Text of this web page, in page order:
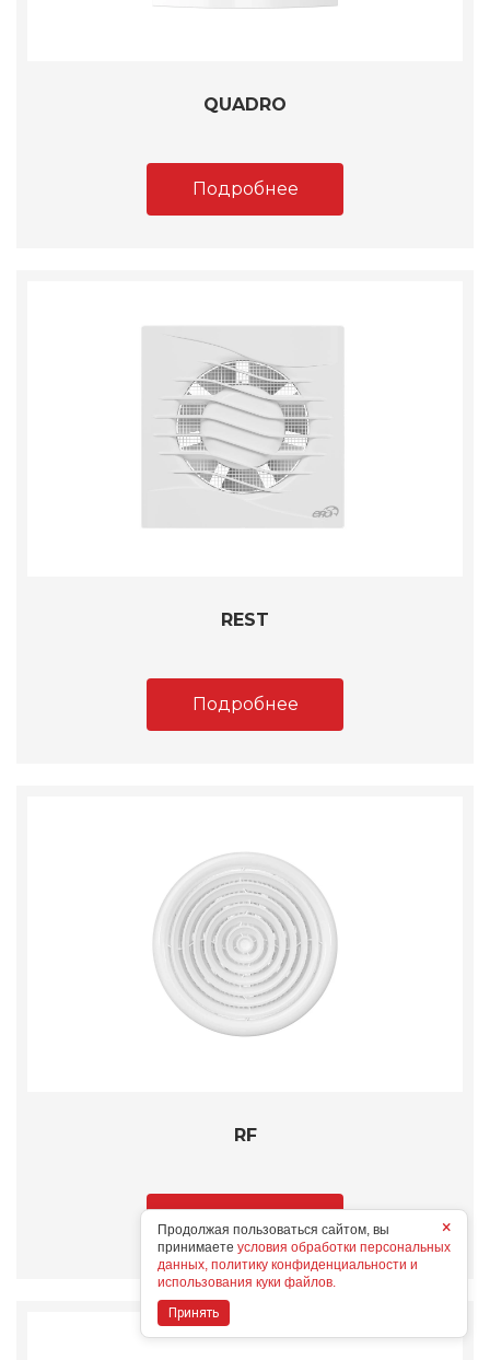
QUADRO
Подробнее
REST
Подробнее
RF
×
Продолжая пользоваться сайтом, вы
принимаете условия обработки персональных
данных, политику конфиденциальности и
использования куки файлов.
Принять